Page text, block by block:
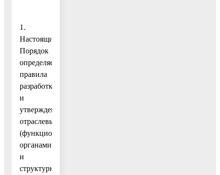
1.
Настоящий
Порядок
определяет
правила
разработки
и
утверждения
отраслевыми
(функциональными)
органами
и
структурными